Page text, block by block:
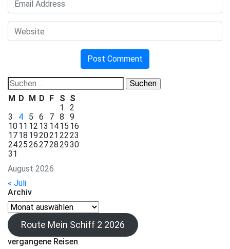
Suchen
nach:
August 2026
M D M D F S S
1
2
3
4 5 6 7 8
9
1011 12 13 1415 16
1718 192021 2223
24252627282930
31
« Juli
Archiv
Archiv
Route Mein Schiff 2 2026
vergangene Reisen